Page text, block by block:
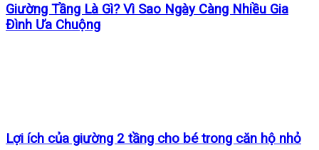
Giường Tầng Là Gì? Vì Sao Ngày Càng Nhiều Gia
Đình Ưa Chuộng
Lợi ích của giường 2 tầng cho bé trong căn hộ nhỏ